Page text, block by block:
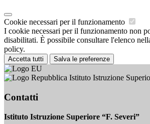
Cookie necessari per il funzionamento
I cookie necessari per il funzionamento non
disabilitati. È possibile consultare l'elenco
policy.
Accetta tutti Salva le preferenze
Istituto Istruzione
Contatti
Istituto Istruzione Superiore “F. Severi”